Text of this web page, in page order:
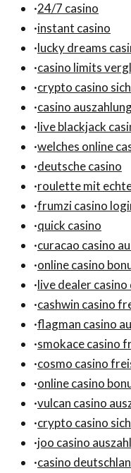
·24/7 casino
·instant casino
·lucky dreams
·casino limits
·crypto casino
·casino
·live blackjack
·welches online
·deutsche casino
·roulette mit
·frumzi casino
·quick casino
·curacao casino
·online casino
·live dealer casino
·cashwin casino
·flagman casino
·smokace casino
·cosmo casino
·online casino
·vulcan casino
·crypto casino
·joo casino
·casino